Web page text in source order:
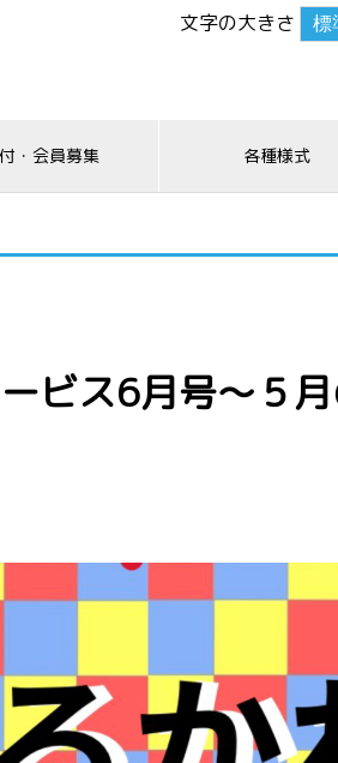
文字の大きさ 標
・会員募集 各種様式
ービス6月号～５